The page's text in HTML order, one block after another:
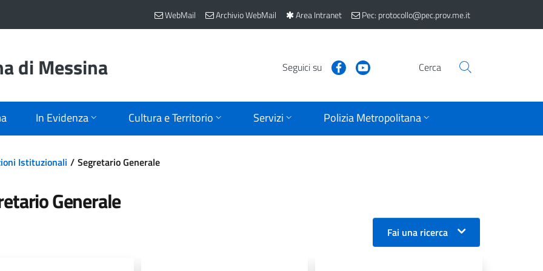
WebMail Archivio WebMail Area Intranet Pec: protocollo@pec.prov.me.it
di Messina Seguici su Cerca
In Evidenza Cultura e Territorio Servizi Polizia Metropolitana
Istituzionali Segretario Generale
Generale
Fai una ricerca